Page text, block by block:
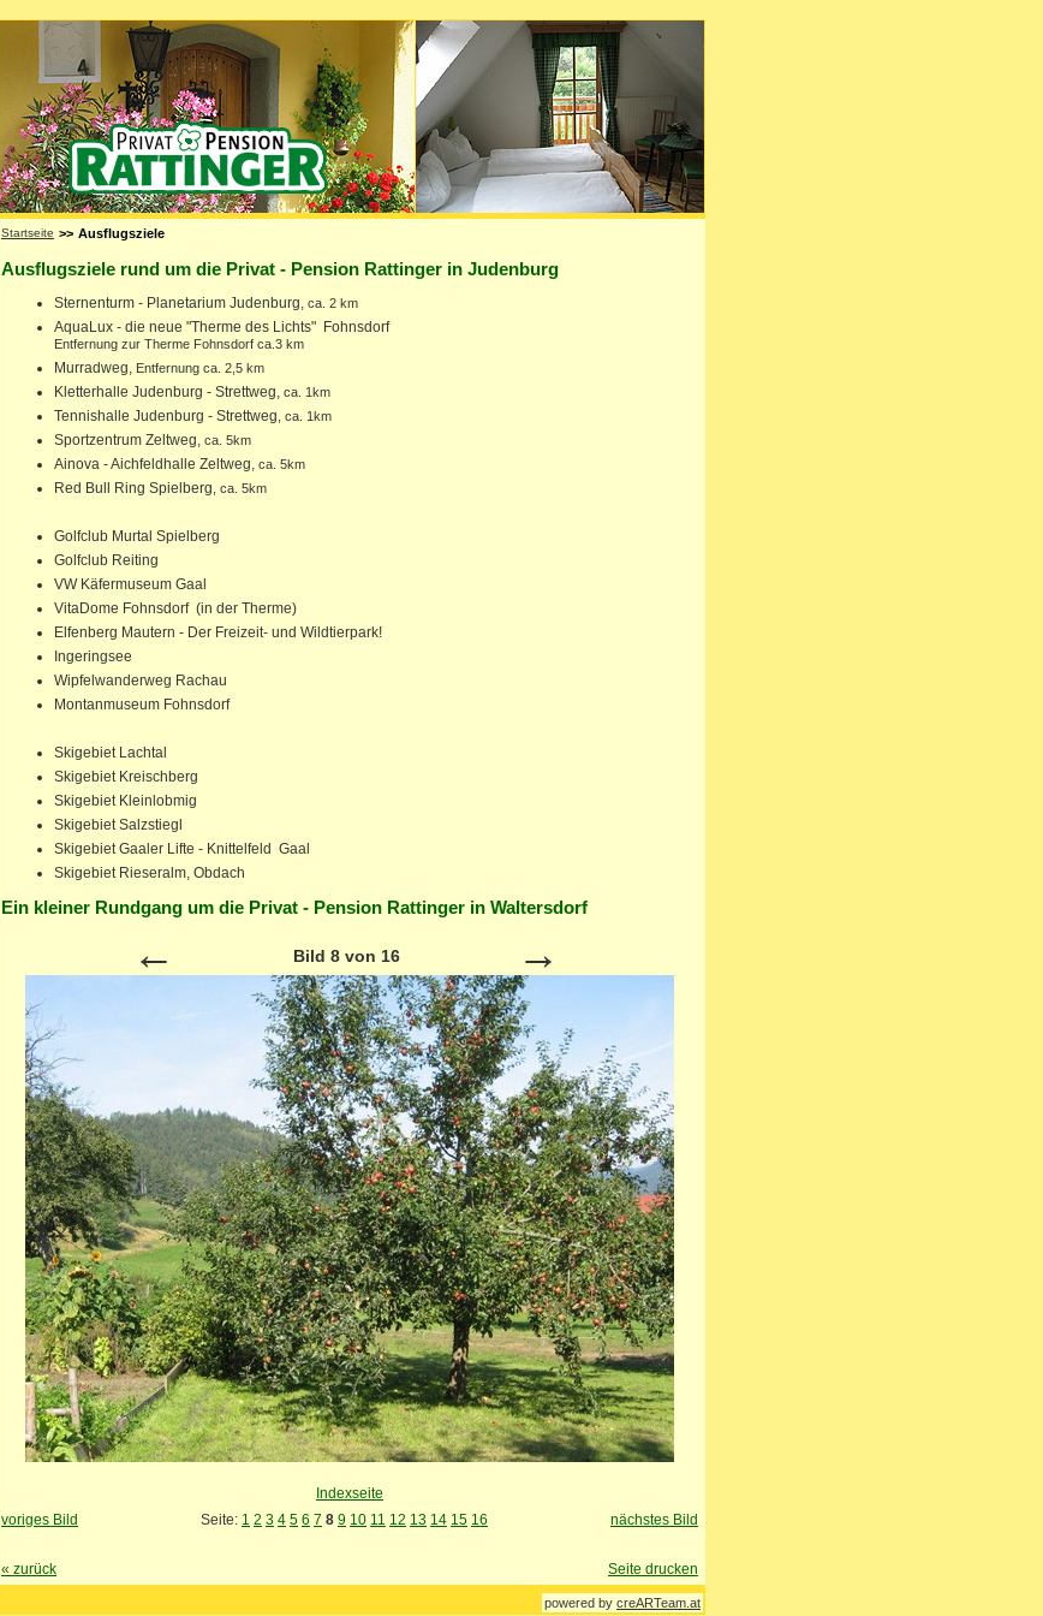
Startseite >> Ausflugsziele
Ausflugsziele rund um die Privat - Pension Rattinger in Judenburg
Sternenturm - Planetarium Judenburg, ca. 2 km
AquaLux - die neue "Therme des Lichts" Fohnsdorf
Entfernung zur Therme Fohnsdorf ca.3 km
Murradweg, Entfernung ca. 2,5 km
Kletterhalle Judenburg - Strettweg, ca. 1km
Tennishalle Judenburg - Strettweg , ca. 1km
Sportzentrum Zeltweg, ca. 5km
Ainova - Aichfeldhalle Zeltweg, ca. 5km
Red Bull Ring Spielberg , ca. 5km
Golfclub Murtal Spielberg
Golfclub Reiting
VW Käfermuseum Gaal
VitaDome Fohnsdorf (in der Therme)
Elfenberg Mautern - Der Freizeit- und Wildtierpark!
Ingeringsee
Wipfelwanderweg Rachau
Montanmuseum Fohnsdorf
Skigebiet Lachtal
Skigebiet Kreischberg
Skigebiet Kleinlobmig
Skigebiet Salzstiegl
Skigebiet Gaaler Lifte - Knittelfeld Gaal
Skigebiet Rieseralm, Obdach
Ein kleiner Rundgang um die Privat - Pension Rattinger in Waltersdorf
← Bild 8 von 16 →
Indexseite
voriges Bild
nächstes Bild
Seite: 1 2 3 4 5 6 7 8 9 10 11 12 13 14 15 16
« zurück Seite drucken
powered by creARTeam.at